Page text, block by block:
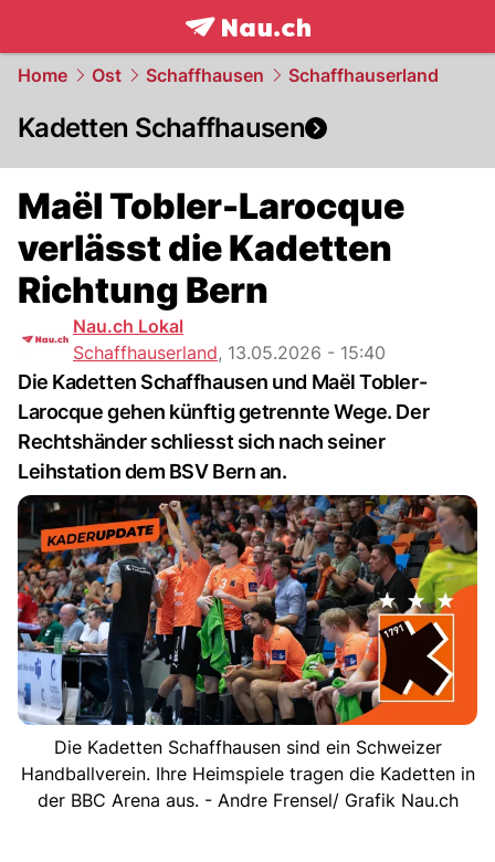
frontpage.NAU.ch
Home Ost Schaffhausen Schaffhauserland
Kadetten Schaffhausen
Maël Tobler-Larocque
verlässt die Kadetten
Richtung Bern
Nau.ch Lokal
Schaffhauserland, 13.05.2026 - 15:40
Die Kadetten Schaffhausen und Maël Tobler-
Larocque gehen künftig getrennte Wege. Der
Rechtshänder schliesst sich nach seiner
Leihstation dem BSV Bern an.
Die Kadetten Schaffhausen sind ein Schweizer
Handballverein. Ihre Heimspiele tragen die Kadetten in
der BBC Arena aus. - Andre Frensel/ Grafik Nau.ch